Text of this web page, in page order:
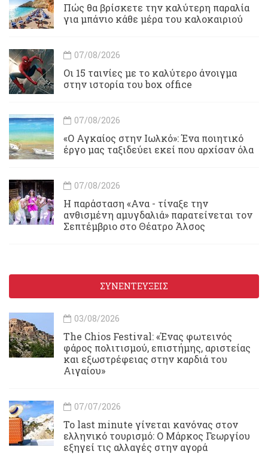
Πώς θα βρίσκετε την καλύτερη παραλία
για μπάνιο κάθε μέρα του καλοκαιριού
07/08/2026
Οι 15 ταινίες με το καλύτερο άνοιγμα
στην ιστορία του box office
07/08/2026
«Ο Αγκαίος στην Ιωλκό»: Ένα ποιητικό
έργο μας ταξιδεύει εκεί που αρχίσαν όλα
07/08/2026
Η παράσταση «Ανα - τίναξε την
ανθισμένη αμυγδαλιά» παρατείνεται τον
Σεπτέμβριο στο Θέατρο Άλσος
ΣΥΝΕΝΤΕΥΞΕΙΣ
03/08/2026
Τhe Chios Festival: «Ένας φωτεινός
φάρος πολιτισμού, επιστήμης, αριστείας
και εξωστρέφειας στην καρδιά του
Αιγαίου»
07/07/2026
Το last minute γίνεται κανόνας στον
ελληνικό τουρισμό: Ο Μάρκος Γεωργίου
εξηγεί τις αλλαγές στην αγορά